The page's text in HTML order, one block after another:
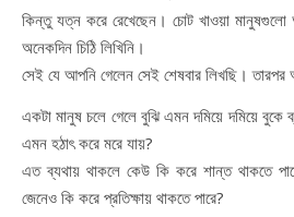
কিন্তু যত্ন করে রেখেছেন। চোট খাওয়া
অনেকদিন চিঠি লিখিনি।
সেই যে আপনি গেলেন সেই শেষবার লিখছি।
একটা মানুষ চলে গেলে বুঝি এমন দমিয়ে দমিয়ে
এমন হঠাৎ করে মরে যায়?
এত ব্যথায় থাকলে কেউ কি করে শান্ত থাকতে
জেনেও কি করে প্রতিক্ষায় থাকতে পারে?